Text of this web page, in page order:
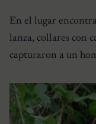
En el lugar
lanza, collares con
capturaron a un